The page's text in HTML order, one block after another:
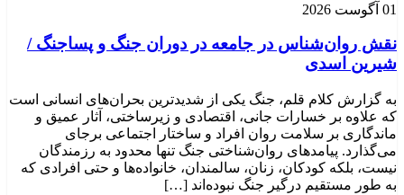
01 آگوست 2026
نقش روان‌شناس در جامعه در دوران جنگ و پساجنگ /
شیرین اسدی
به گزارش کلام قلم، جنگ یکی از شدیدترین بحران‌های انسانی است
که علاوه بر خسارات جانی، اقتصادی و زیرساختی، آثار عمیق و
ماندگاری بر سلامت روان افراد و ساختار اجتماعی برجای
می‌گذارد. پیامدهای روان‌شناختی جنگ تنها محدود به رزمندگان
نیست، بلکه کودکان، زنان، سالمندان، خانواده‌ها و حتی افرادی که
به طور مستقیم درگیر جنگ نبوده‌اند […]